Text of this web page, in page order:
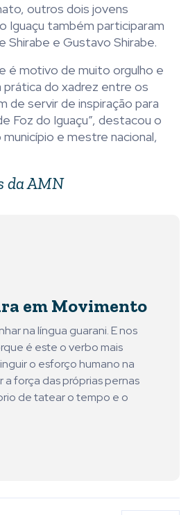
outros dois jovens
Iguaçu também participaram
Shirabe e Gustavo Shirabe.
é motivo de muito orgulho e
prática do xadrez entre os
de servir de inspiração para
Foz do Iguaçu”, destacou o
e mestre nacional,
da AMN
em Movimento
na língua guarani. E nos
é este o verbo mais
o esforço humano na
força das próprias pernas
de tatear o tempo e o